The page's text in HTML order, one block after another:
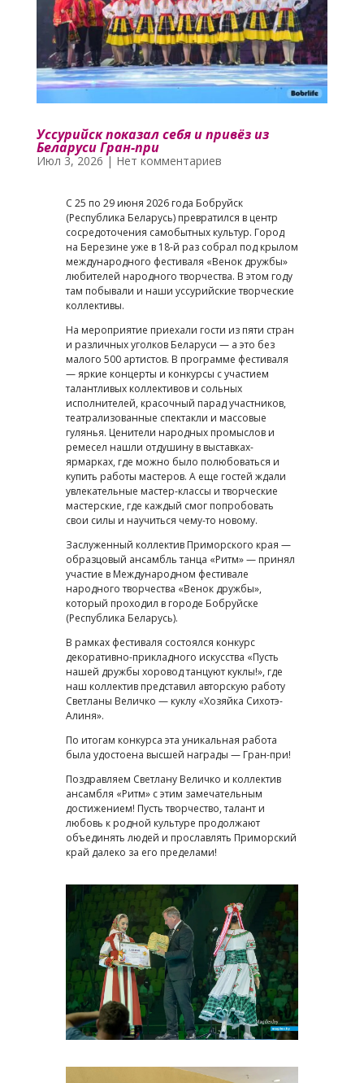
Уссурийск показал себя и привёз из
Беларуси Гран-при
Июл 3, 2026 | Нет комментариев
С 25 по 29 июня 2026 года Бобруйск
(Республика Беларусь) превратился в центр
сосредоточения самобытных культур. Город
на Березине уже в 18-й раз собрал под крылом
международного фестиваля «Венок дружбы»
любителей народного творчества. В этом году
там побывали и наши уссурийские творческие
коллективы.
На мероприятие приехали гости из пяти стран
и различных уголков Беларуси — а это без
малого 500 артистов. В программе фестиваля
— яркие концерты и конкурсы с участием
талантливых коллективов и сольных
исполнителей, красочный парад участников,
театрализованные спектакли и массовые
гулянья. Ценители народных промыслов и
ремесел нашли отдушину в выставках-
ярмарках, где можно было полюбоваться и
купить работы мастеров. А еще гостей ждали
увлекательные мастер-классы и творческие
мастерские, где каждый смог попробовать
свои силы и научиться чему-то новому.
Заслуженный коллектив Приморского края —
образцовый ансамбль танца «Ритм» — принял
участие в Международном фестивале
народного творчества «Венок дружбы»,
который проходил в городе Бобруйске
(Республика Беларусь).
В рамках фестиваля состоялся конкурс
декоративно-прикладного искусства «Пусть
нашей дружбы хоровод танцуют куклы!», где
наш коллектив представил авторскую работу
Светланы Величко — куклу «Хозяйка Сихотэ-
Алиня».
По итогам конкурса эта уникальная работа
была удостоена высшей награды — Гран-при!
Поздравляем Светлану Величко и коллектив
ансамбля «Ритм» с этим замечательным
достижением! Пусть творчество, талант и
любовь к родной культуре продолжают
объединять людей и прославлять Приморский
край далеко за его пределами!